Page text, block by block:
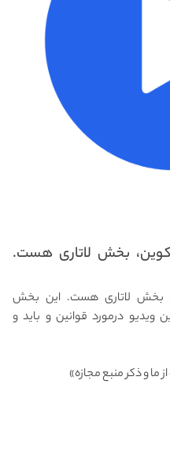
بخش لاتاری هست.
بخش لاتاری هست. این بخش
درمورد قوانین و باید و
ما و ذکر منبع مجازه»